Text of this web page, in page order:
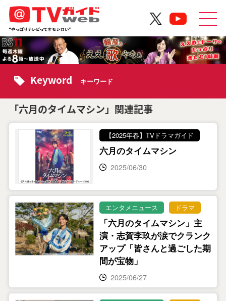
Keyword キーワード
「六月のタイムマシン」関連記事
【2025年春】TVドラマガイド
六月のタイムマシン
2025/06/30
エンタメニュース ドラマ
「六月のタイムマシン」主
演・志賀李玖が涙でクランク
アップ「皆さんと過ごした期
間が宝物」
2025/06/27